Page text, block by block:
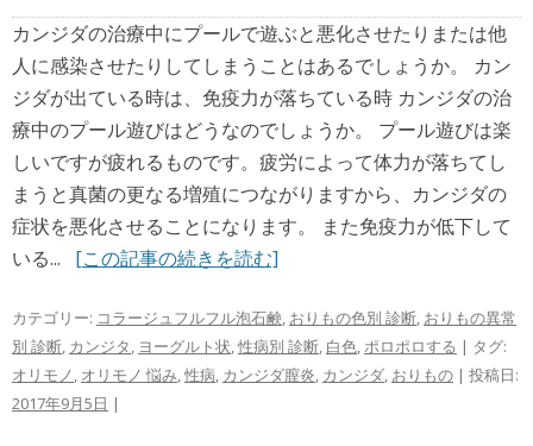
カンジダの治療中にプールで遊ぶと悪化させたりまたは他
人に感染させたりしてしまうことはあるでしょうか。 カン
ジダが出ている時は、免疫力が落ちている時 カンジダの治
療中のプール遊びはどうなのでしょうか。 プール遊びは楽
しいですが疲れるものです。疲労によって体力が落ちてし
まうと真菌の更なる増殖につながりますから、カンジダの
症状を悪化させることになります。 また免疫力が低下して
いる... [この記事の続きを読む]
カテゴリー: コラージュフルフル泡石鹸, おりもの色別 診断, おりもの異常
別 診断, カンジタ, ヨーグルト状,性病別 診断, 白色,ポロポロする | タグ:
オリモノ, オリモノ 悩み,性病, カンジダ膣炎, カンジダ, おりもの | 投稿日:
2017年9月5日 |